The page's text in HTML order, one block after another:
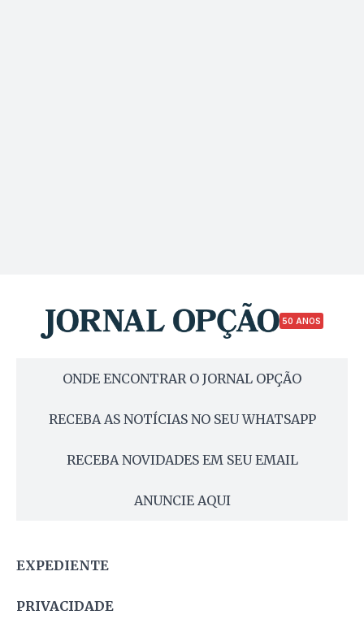
50 ANOS
ONDE ENCONTRAR O JORNAL OPÇÃO
RECEBA AS NOTÍCIAS NO SEU WHATSAPP
RECEBA NOVIDADES EM SEU EMAIL
ANUNCIE AQUI
EXPEDIENTE
PRIVACIDADE